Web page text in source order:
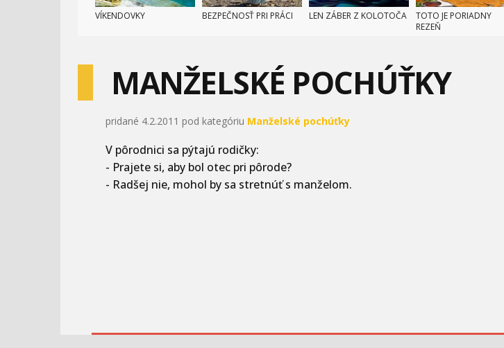
VÍKENDOVKY BEZPEČNOSŤ PRI PRÁCI LEN ZÁBER Z KOLOTOČA
TOTO JE PORIADNY
REZEŇ
MANŽELSKÉ POCHÚŤKY
pridané 4.2.2011 pod kategóriu Manželské pochúťky
V pôrodnici sa pýtajú rodičky:
- Prajete si, aby bol otec pri pôrode?
- Radšej nie, mohol by sa stretnúť s manželom.